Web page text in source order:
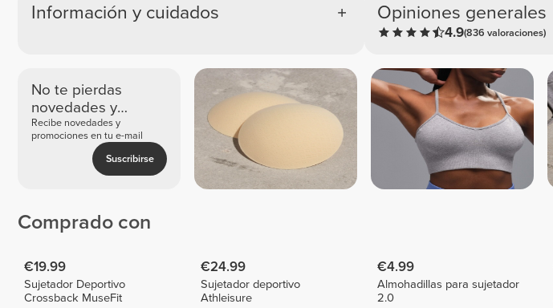
Información y cuidados Opiniones generales
4.9(836 valoraciones)
No te pierdas
novedades y
ofertas exclusivas
Recibe novedades y
promociones en tu e-mail
Suscribirse
Comprado con
€19.99
Sujetador Deportivo
Crossback MuseFit
€24.99
Sujetador deportivo
Athleisure
€4.99
Almohadillas para sujetador
2.0